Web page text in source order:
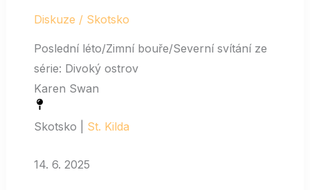
Diskuze / Skotsko
Poslední léto/Zimní bouře/Severní svítání ze
série: Divoký ostrov
Karen Swan
Skotsko | St. Kilda
14. 6. 2025